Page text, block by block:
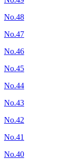
No.48
No.47
No.46
No.45
No.44
No.43
No.42
No.41
No.40